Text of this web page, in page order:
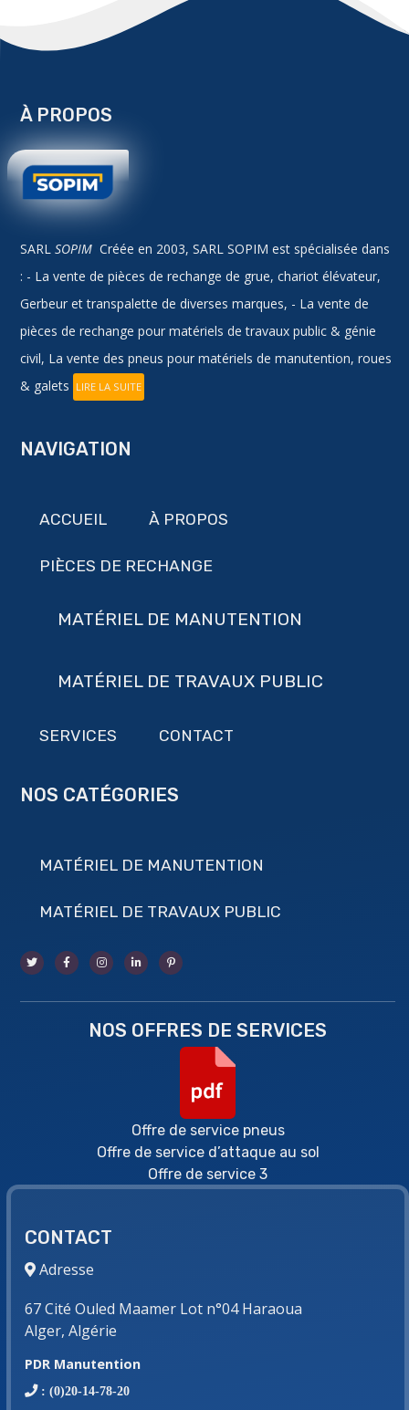
À PROPOS
SARLSOPIM Créée en 2003, SARL SOPIM est spécialisée dans
: - La vente de pièces de rechange de grue, chariot élévateur,
Gerbeur et transpalette de diverses marques, - La vente de
pièces de rechange pour matériels de travaux public & génie
civil, La vente des pneus pour matériels de manutention, roues
& galets LIRE LA SUITE
NAVIGATION
ACCUEIL À PROPOS
PIÈCES DE RECHANGE
MATÉRIEL DE MANUTENTION
MATÉRIEL DE TRAVAUX PUBLIC
SERVICES CONTACT
NOS CATÉGORIES
MATÉRIEL DE MANUTENTION
MATÉRIEL DE TRAVAUX PUBLIC
NOS OFFRES DE SERVICES
Offre de service pneus
Offre de service d’attaque au sol
Offre de service 3
CONTACT
Adresse
67 Cité Ouled Maamer Lot n°04 Haraoua
Alger, Algérie
PDR Manutention
: (0)20-14-78-20